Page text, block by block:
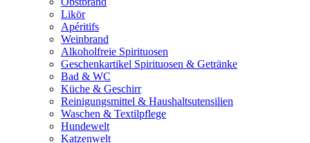
Likör
Apéritifs
Weinbrand
Alkoholfreie Spirituosen
Geschenkartikel Spirituosen & Getränke
Bad & WC
Küche & Geschirr
Reinigungsmittel & Haushaltsutensilien
Waschen & Textilpflege
Hundewelt
Katzenwelt